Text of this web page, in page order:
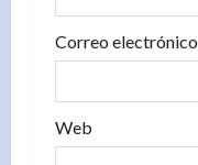
s
Correo electrónico
Web